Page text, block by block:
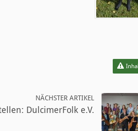
NÄCHSTER ARTIKEL
DulcimerFolk e.V.